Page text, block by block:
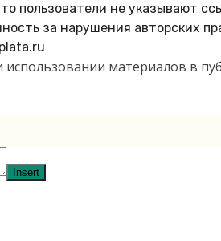
пользователи не указывают
за нарушения авторских
материалов в
Insert